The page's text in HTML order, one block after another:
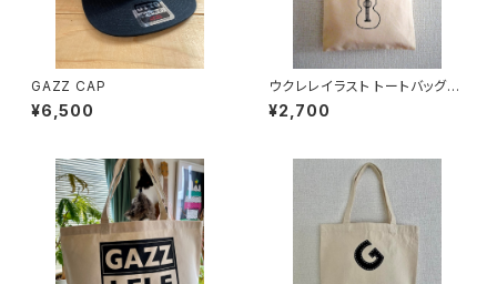
GAZZ CAP
¥6,500
ウクレレイラスト トートバッグ（t
anoshimu utsuwa）
¥2,700